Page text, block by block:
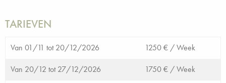
TARIEVEN
Van 01/11 tot 20/12/2026 1250 € /Week
Van 20/12 tot 27/12/2026 1750 € /Week